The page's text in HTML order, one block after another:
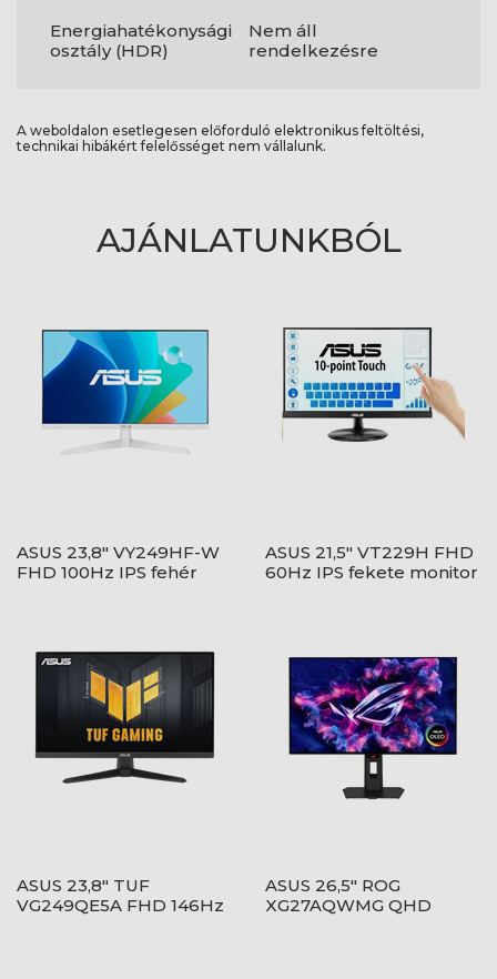
Energiahatékonysági
osztály (HDR)
Nem áll
rendelkezésre
A weboldalon esetlegesen előforduló elektronikus feltöltési,
technikai hibákért felelősséget nem vállalunk.
AJÁNLATUNKBÓL
ASUS 23,8" VY249HF-W
FHD 100Hz IPS fehér
ASUS 21,5" VT229H FHD
60Hz IPS fekete monitor
ASUS 23,8" TUF
VG249QE5A FHD 146Hz
ASUS 26,5" ROG
XG27AQWMG QHD